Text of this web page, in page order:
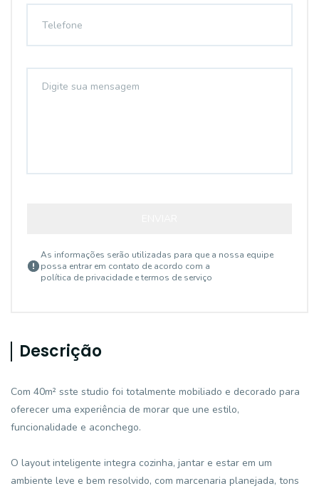
As informações serão utilizadas para que a nossa equipe
possa entrar em contato de acordo com a
política de privacidade e termos de serviço
Descrição
Com 40m² sste studio foi totalmente mobiliado e decorado para
oferecer uma experiência de morar que une estilo,
funcionalidade e aconchego.
O layout inteligente integra cozinha, jantar e estar em um
ambiente leve e bem resolvido, com marcenaria planejada, tons